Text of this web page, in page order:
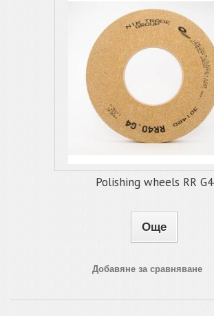
Polishing wheels RR G4
Още
Добавяне за сравняване